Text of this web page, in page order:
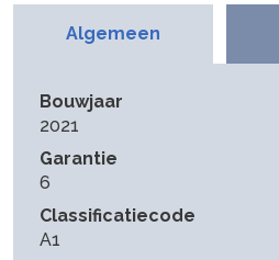
Algemeen
Bouwjaar
2021
Garantie
6
Classificatiecode
A1